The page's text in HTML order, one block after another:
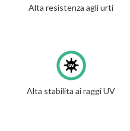
Alta resistenza agli urti
Alta stabilita ai raggi UV